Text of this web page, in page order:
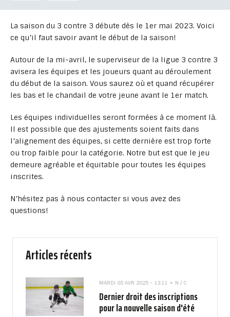
La saison du 3 contre 3 débute dès le 1er mai 2023. Voici
ce qu’il faut savoir avant le début de la saison!
Autour de la mi-avril, le superviseur de la ligue 3 contre 3
avisera les équipes et les joueurs quant au déroulement
du début de la saison. Vous saurez où et quand récupérer
les bas et le chandail de votre jeune avant le 1er match.
Les équipes individuelles seront formées à ce moment là.
Il est possible que des ajustements soient faits dans
l’alignement des équipes, si cette dernière est trop forte
ou trop faible pour la catégorie. Notre but est que le jeu
demeure agréable et équitable pour toutes les équipes
inscrites.
N’hésitez pas à nous contacter si vous avez des
questions!
Articles récents
MARDI 08 AVR 2025 - 13:11 N / C
Dernier droit des inscriptions
pour la nouvelle saison d'été